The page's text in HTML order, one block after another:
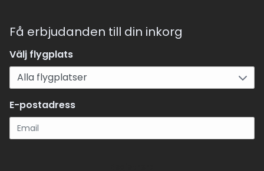
Få erbjudanden till din inkorg
Välj flygplats
E-postadress